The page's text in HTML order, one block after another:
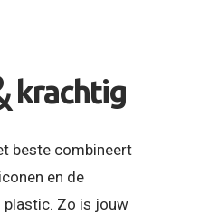
krachtig
beste combineert
en de
plastic. Zo is jouw